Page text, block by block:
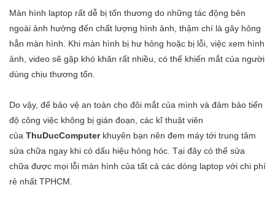
Màn hình laptop rất dễ bị tổn thương do những tác động bên
ngoài ảnh hưởng đến chất lượng hình ảnh, thậm chí là gây hỏng
hẳn màn hình. Khi màn hình bị hư hỏng hoặc bị lỗi, việc xem hình
ảnh, video sẽ gặp khó khăn rất nhiều, có thể khiến mắt của người
dùng chịu thương tổn.
Do vậy, để bảo vệ an toàn cho đôi mắt của mình và đảm bảo tiến
độ công việc không bị gián đoạn, các kĩ thuật viên
của ThuDucComputerkhuyên bạn nên đem máy tới trung tâm
sửa chữa ngay khi có dấu hiệu hỏng hóc. Tại đây có thể sửa
chữa được mọi lỗi màn hình của tất cả các dòng laptop với chi phí
rẻ nhất TPHCM.